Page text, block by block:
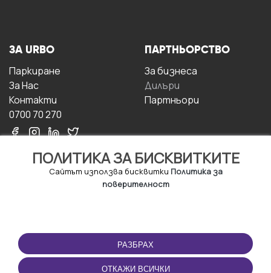
ПОЛИТИКА ЗА БИСКВИТКИТЕ
Сайтът използва бисквитки Политика за
поверителност
РАЗБРАХ
ОТКАЖИ ВСИЧКИ
ЗА URBO
Паркиране
За Hас
Контакти
0700 70 270
ПАРТНЬОРСТВО
За бизнесa
Дилъри
Партньори
ПОЛЗВАНЕ
Правила и условия за
ползване
ПРИЛОЖЕНИЕТО